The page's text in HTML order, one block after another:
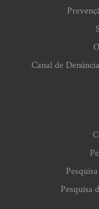
Canal de
Pesquisa